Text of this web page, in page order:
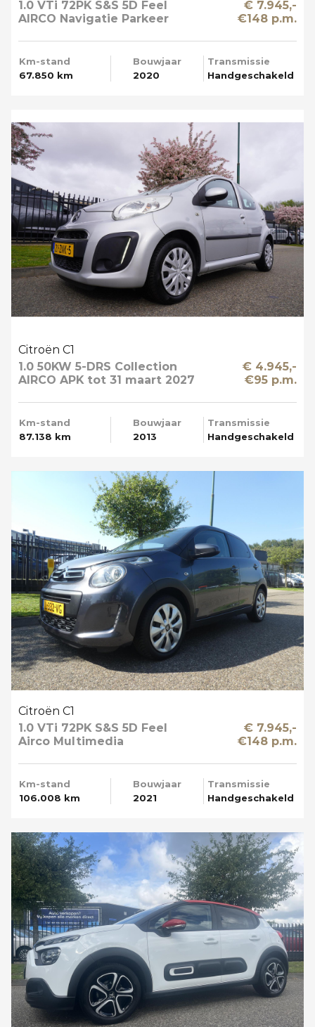
1.0 VTi 72PK S&S 5D Feel
AIRCO Navigatie Parkeer
€ 7.945,-
€148 p.m.
Km-stand
67.850 km
Bouwjaar
2020
Transmissie
Handgeschakeld
Citroën C1
1.0 50KW 5-DRS Collection
AIRCO APK tot 31 maart 2027
€ 4.945,-
€95 p.m.
Km-stand
87.138 km
Bouwjaar
2013
Transmissie
Handgeschakeld
Citroën C1
1.0 VTi 72PK S&S 5D Feel
Airco Multimedia
€ 7.945,-
€148 p.m.
Km-stand
106.008 km
Bouwjaar
2021
Transmissie
Handgeschakeld